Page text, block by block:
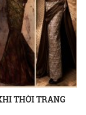
THỜI TRANG